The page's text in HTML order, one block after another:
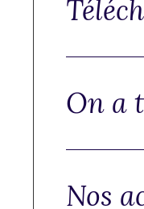
On a
Nos